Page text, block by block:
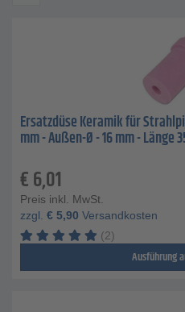
Ersatzdüse Keramik für
mm - Außen-Ø - 16 mm - Länge
€6,01
Preis inkl. MwSt.
zzgl. € 5,90 Versandkosten
(2)
Ausführung